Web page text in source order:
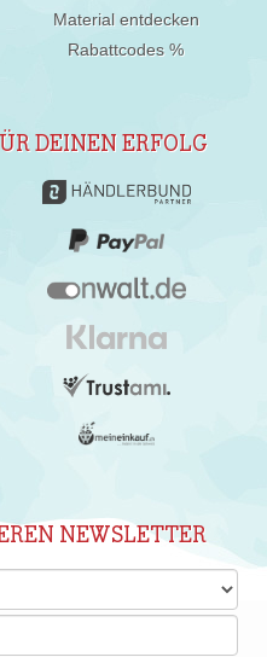
Material entdecken
Rabattcodes %
DEINEN ERFOLG
NEWSLETTER